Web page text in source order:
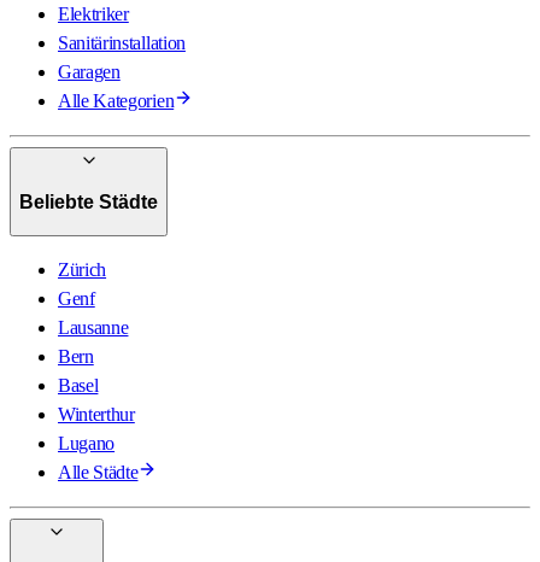
Elektriker
Sanitärinstallation
Garagen
Alle Kategorien
Beliebte Städte
Zürich
Genf
Lausanne
Bern
Basel
Winterthur
Lugano
Alle Städte